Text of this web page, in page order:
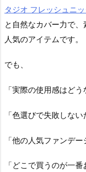
タジオ フレッシュニ
と自然なカバー力で
人気のアイテムです。
でも、
「実際の使用感はどう
「色選びで失敗しな
「他の人気ファンデ
「どこで買うのが一番